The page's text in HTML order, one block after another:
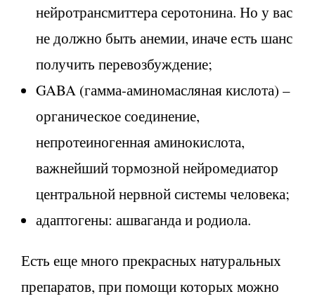
нейротрансмиттера серотонина. Но у вас
не должно быть анемии, иначе есть шанс
получить перевозбуждение;
GABA (гамма-аминомасляная кислота) –
органическое соединение,
непротеиногенная аминокислота,
важнейший тормозной нейромедиатор
центральной нервной системы человека;
адаптогены: ашваганда и родиола.
Есть еще много прекрасных натуральных
препаратов, при помощи которых можно